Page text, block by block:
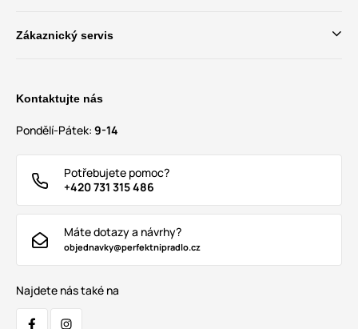
Zákaznický servis
Kontaktujte nás
Pondělí-Pátek: 9-14
Potřebujete pomoc?
+420 731 315 486
Máte dotazy a návrhy?
objednavky@perfektnipradlo.cz
Najdete nás také na